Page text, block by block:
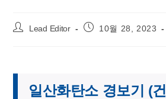
Post
Lead Editor
Post 10월 28, 2023
일산화탄소 경보기 (